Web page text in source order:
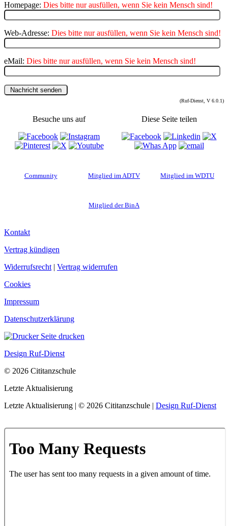
Homepage: Dies bitte nur ausfüllen, wenn Sie kein Mensch sind!
Web-Adresse: Dies bitte nur ausfüllen, wenn Sie kein Mensch sind!
eMail: Dies bitte nur ausfüllen, wenn Sie kein Mensch sind!
(Ruf-Dienst, V 6.0.1)
Besuche uns auf Diese Seite teilen
Community Mitglied im ADTV Mitglied im WDTU
Mitglied der BinA
Kontakt
Vertrag kündigen
Widerrufsrecht | Vertrag widerrufen
Cookies
Impressum
Datenschutzerklärung
Seite drucken
Design Ruf-Dienst
© 2026 Cititanzschule
Letzte Aktualisierung
Letzte Aktualisierung | © 2026 Cititanzschule | Design Ruf-Dienst